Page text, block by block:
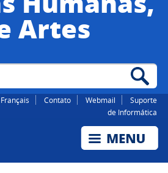
Legislação
Canais
Artes
Français Contato Webmail
Suporte
de Informática